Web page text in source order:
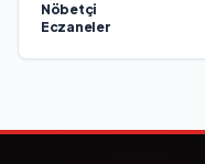
Nöbetçi
Eczaneler